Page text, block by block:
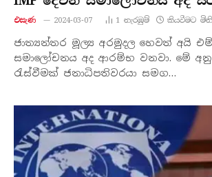
එසැණ 2024-03-07 1 නැරඹු​ම් කියවීමට
ජාත්‍යන්තර මූල්‍ය අරමුදල හෙවත් අයි
සමාලෝචනය අද ආරම්භ වනවා. මේ
රැස්වීමක් ජනාධිපතිවරයා සමග…